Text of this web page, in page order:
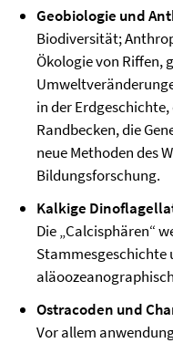
Geobiologie und
Biodiversität;
Ökologie von Riffen,
in der
Randbecken, die
neue Methoden des
Bildungsforschung.
Kalkige
Die „Calcisphären“
Ostracoden und
Vor allem